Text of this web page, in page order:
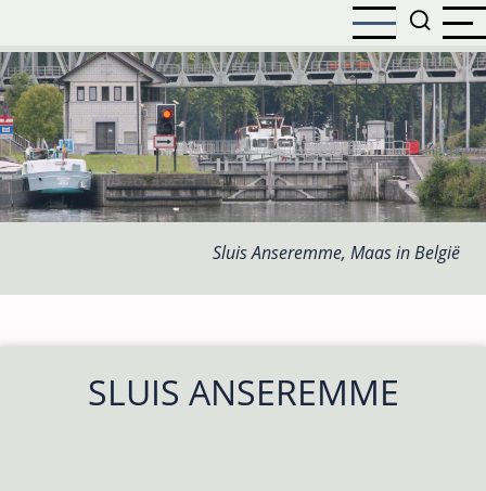
naar
de
inhoud
gaan
Sluis Anseremme, Maas in België
SLUIS ANSEREMME